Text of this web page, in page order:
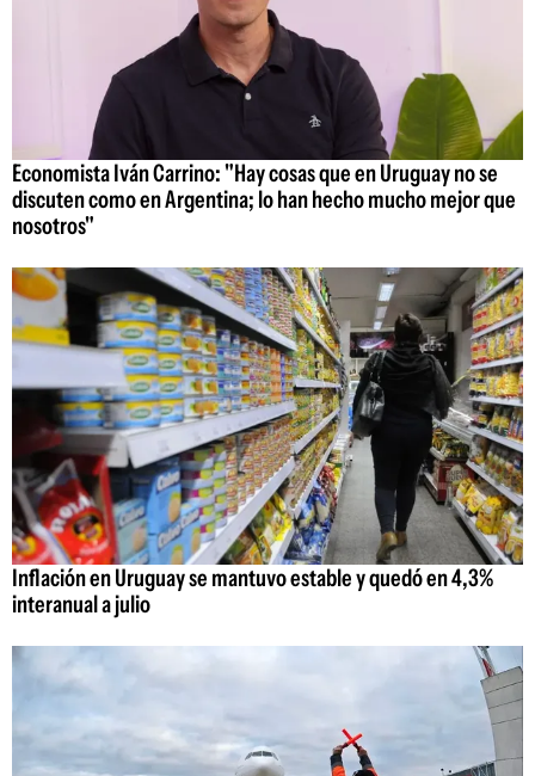
Economista Iván Carrino: "Hay cosas que en Uruguay no se
discuten como en Argentina; lo han hecho mucho mejor que
nosotros"
Inflación en Uruguay se mantuvo estable y quedó en 4,3%
interanual a julio